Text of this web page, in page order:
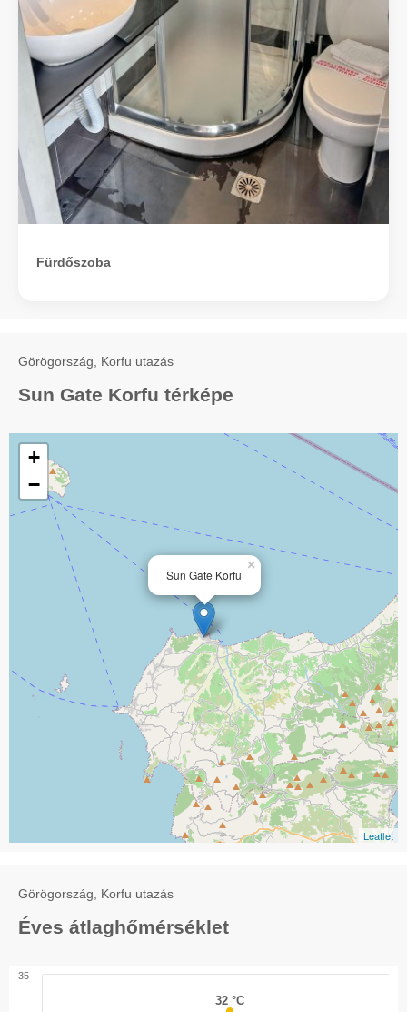
Fürdőszoba
Görögország, Korfu utazás
Sun Gate Korfu térképe
Sun Gate Korfu
×
+
−
Leaflet
Görögország, Korfu utazás
Éves átlaghőmérséklet
32 °C
32 °C
35